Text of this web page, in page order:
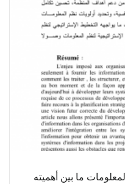
ما بين أهميته